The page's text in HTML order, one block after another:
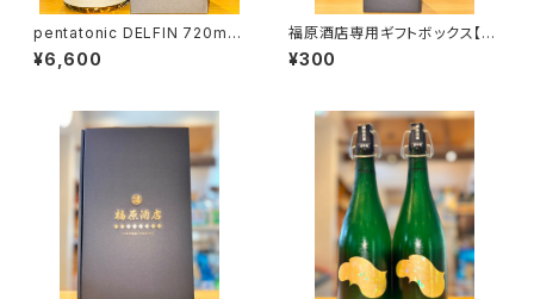
pentatonic DELFIN 720ml１
本（柳田酒造・宮崎県都城市早
鈴町）
¥6,600
福原酒店専用ギフトボックス【7
20ml１本入】
¥300